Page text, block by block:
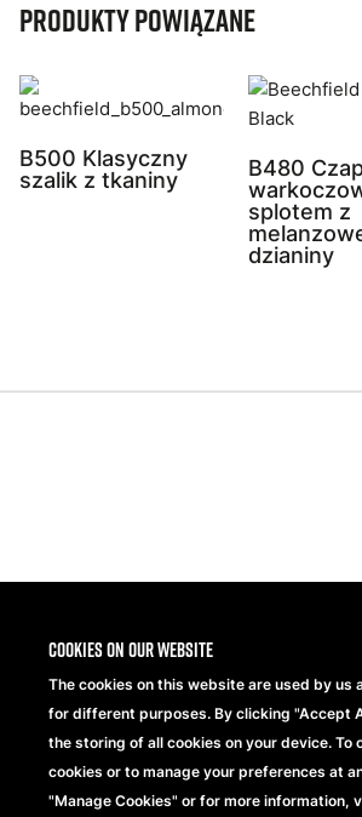
Cookies on our website
The cookies on this website are used by us
for different purposes. By clicking "Accept
the storing of all cookies on your device. To
cookies or to manage your preferences at
"Manage Cookies" or for more information,
Produkty powiązane
B500 Klasyczny
szalik z tkaniny
B480
splotem z
dzianiny
Part ofBeechfield